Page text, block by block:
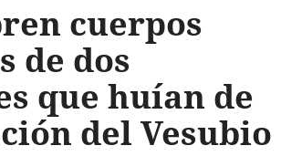
cuerpos
de dos
que huían de
del Vesubio